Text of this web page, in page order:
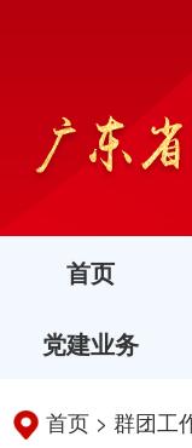
首页
党建业务
首页 >群团工